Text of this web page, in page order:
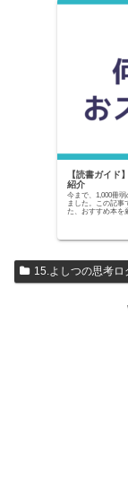
【読書ガイド
紹介
今まで、1,000冊
ました。この記事
た、おすすめ本を
15.よしつの思考ロ